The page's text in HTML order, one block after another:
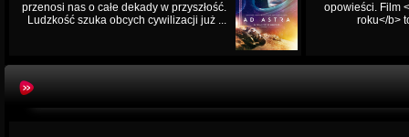
przenosi nas o całe dekady w przyszłość.
Ludzkość szuka obcych cywilizacji już ...
opowieści. Film
roku</b>